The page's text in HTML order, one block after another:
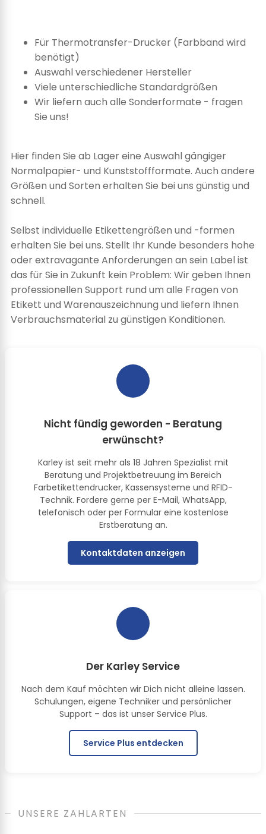
Für Thermotransfer-Drucker (Farbband wird
benötigt)
Auswahl verschiedener Hersteller
Viele unterschiedliche Standardgrößen
Wir liefern auch alle Sonderformate - fragen
Sie uns!
Hier finden Sie ab Lager eine Auswahl gängiger
Normalpapier- und Kunststoffformate. Auch andere
Größen und Sorten erhalten Sie bei uns günstig und
schnell.
Selbst individuelle Etikettengrößen und -formen
erhalten Sie bei uns. Stellt Ihr Kunde besonders hohe
oder extravagante Anforderungen an sein Label ist
das für Sie in Zukunft kein Problem: Wir geben Ihnen
professionellen Support rund um alle Fragen von
Etikett und Warenauszeichnung und liefern Ihnen
Verbrauchsmaterial zu günstigen Konditionen.
Nicht fündig geworden - Beratung
erwünscht?
Karley ist seit mehr als 18 Jahren Spezialist mit
Beratung und Projektbetreuung im Bereich
Farbetikettendrucker, Kassensysteme und RFID-
Technik. Fordere gerne per E-Mail, WhatsApp,
telefonisch oder per Formular eine kostenlose
Erstberatung an.
Kontaktdaten anzeigen
Der Karley Service
Nach dem Kauf möchten wir Dich nicht alleine lassen.
Schulungen, eigene Techniker und persönlicher
Support – das ist unser Service Plus.
Service Plus entdecken
UNSERE ZAHLARTEN